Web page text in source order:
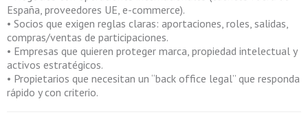
España, proveedores UE, e-commerce).
• Socios que exigen reglas claras: aportaciones, roles, salidas,
compras/ventas de participaciones.
• Empresas que quieren proteger marca, propiedad intelectual y
activos estratégicos.
• Propietarios que necesitan un “back office legal” que responda
rápido y con criterio.